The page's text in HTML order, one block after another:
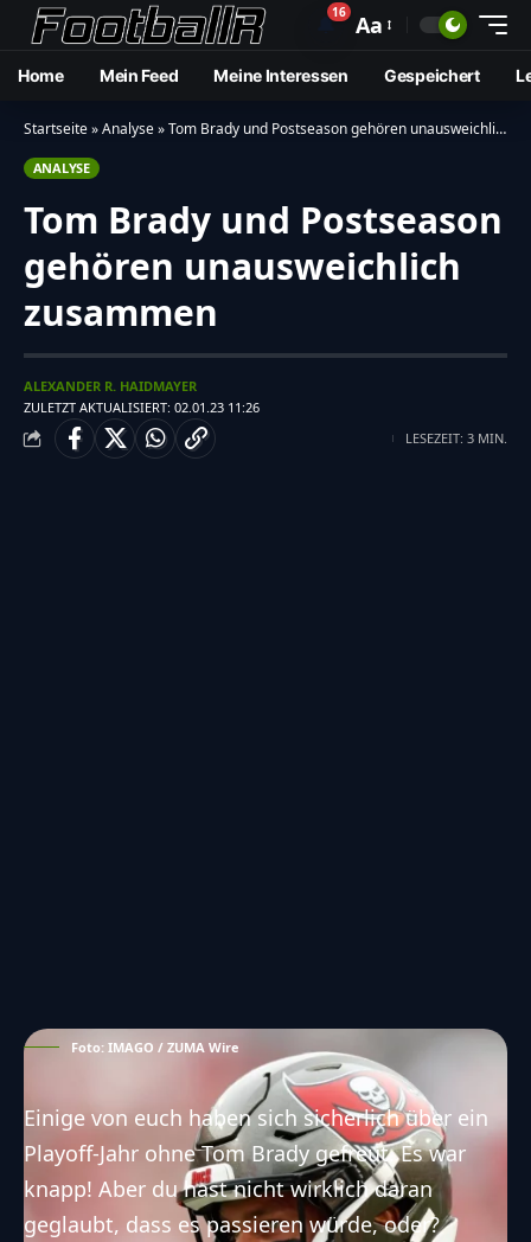
🔔16 Aa
Home Mein Feed Meine Interessen Gespeichert
Startseite»Analyse»Tom Brady und Postseason gehören unausweichlich zusammen
ANALYSE
Tom Brady und Postseason
gehören unausweichlich
zusammen
ZULETZT AKTUALISIERT: 02.01.23 11:26
ALEXANDER R. HAIDMAYER
LESEZEIT: 3 MIN.
Foto: IMAGO / ZUMA Wire
Einige von euch haben sich sicherlich über ein
Playoff-Jahr ohne Tom Brady gefreut. Es war
knapp! Aber du hast nicht wirklich daran
geglaubt, dass es passieren würde, oder?